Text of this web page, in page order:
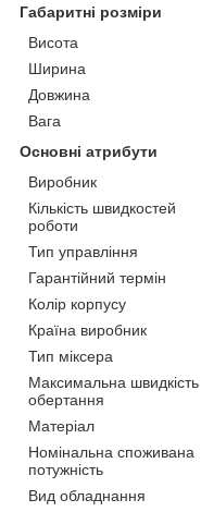
Габаритні розміри
Висота
Ширина
Довжина
Вага
Основні атрибути
Виробник
Кількість швидкостей
роботи
Тип управління
Гарантійний термін
Колір корпусу
Країна виробник
Тип міксера
Максимальна швидкість
обертання
Матеріал
Номінальна споживана
потужність
Вид обладнання